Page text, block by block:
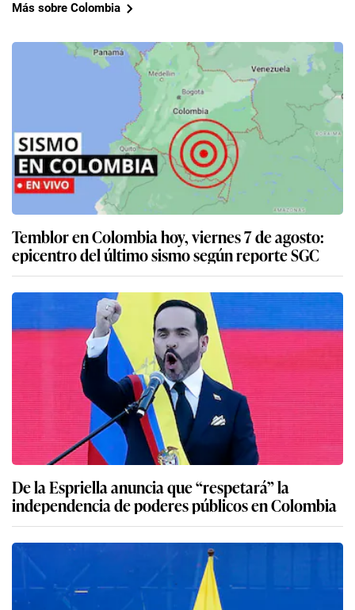
Más sobre Colombia
Temblor en Colombia hoy, viernes 7 de agosto:
epicentro del último sismo según reporte SGC
De la Espriella anuncia que “respetará” la
independencia de poderes públicos en Colombia